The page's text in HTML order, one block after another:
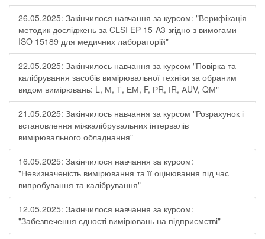
26.05.2025: Закінчилося навчання за курсом: "Верифікація
методик досліджень за CLSI EP 15-A3 згідно з вимогами
ISO 15189 для медичних лабораторій"
22.05.2025: Закінчилось навчання за курсом "Повірка та
калібрування засобів вимірювальної техніки за обраним
видом вимірювань: L, М, Т, ЕМ, F, РR, ІR, АUV, QМ"
21.05.2025: Закінчилось навчання за курсом "Розрахунок і
встановлення міжкалібрувальних інтервалів
вимірювального обладнання"
16.05.2025: Закінчилося навчання за курсом:
"Невизначеність вимірювання та її оцінювання під час
випробування та калібрування"
12.05.2025: Закінчилося навчання за курсом:
"Забезпечення єдності вимірювань на підприємстві"